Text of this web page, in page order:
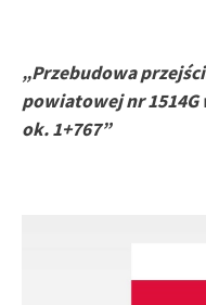
„Przebudowa
powiatowej nr
ok. 1+767”